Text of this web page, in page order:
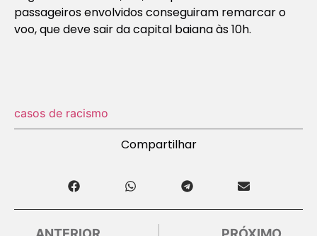
passageiros envolvidos conseguiram remarcar o
voo, que deve sair da capital baiana às 10h.
casos de racismo
Compartilhar